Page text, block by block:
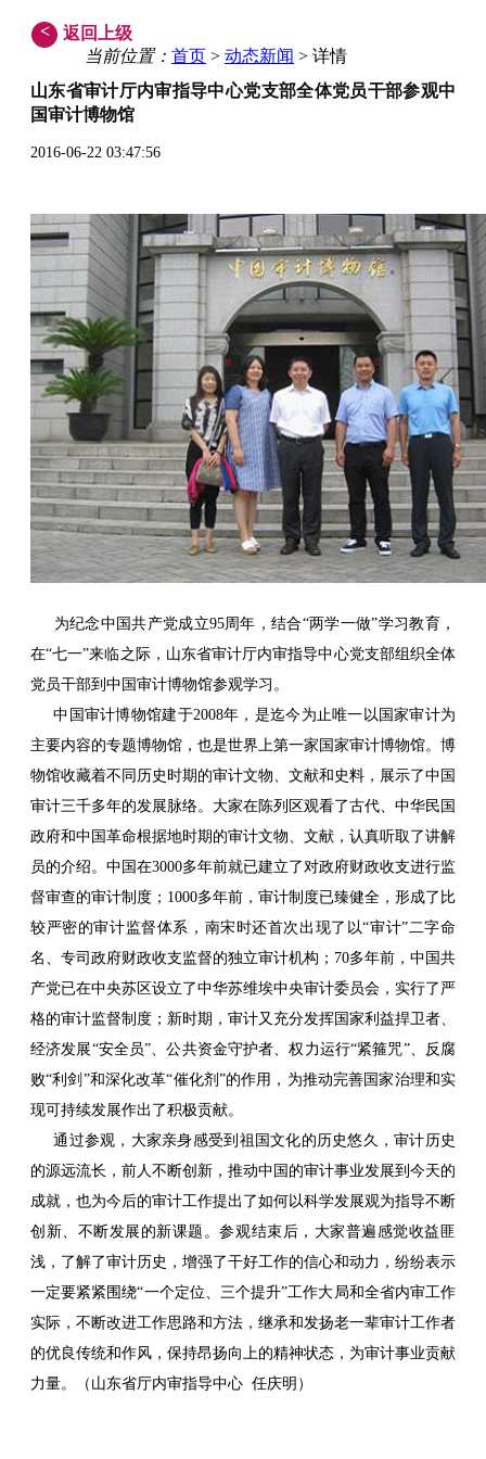
<
返回上级
当前位置： 首页 > 动态新闻 > 详情
山东省审计厅内审指导中心党支部全体党员干部参观中
国审计博物馆
2016-06-22 03:47:56
为纪念中国共产党成立95周年，结合“两学一做”学习教育，
在“七一”来临之际，山东省审计厅内审指导中心党支部组织全体
党员干部到中国审计博物馆参观学习。
中国审计博物馆建于2008年，是迄今为止唯一以国家审计为
主要内容的专题博物馆，也是世界上第一家国家审计博物馆。博
物馆收藏着不同历史时期的审计文物、文献和史料，展示了中国
审计三千多年的发展脉络。大家在陈列区观看了古代、中华民国
政府和中国革命根据地时期的审计文物、文献，认真听取了讲解
员的介绍。中国在3000多年前就已建立了对政府财政收支进行监
督审查的审计制度；1000多年前，审计制度已臻健全，形成了比
较严密的审计监督体系，南宋时还首次出现了以“审计”二字命
名、专司政府财政收支监督的独立审计机构；70多年前，中国共
产党已在中央苏区设立了中华苏维埃中央审计委员会，实行了严
格的审计监督制度；新时期，审计又充分发挥国家利益捍卫者、
经济发展“安全员”、公共资金守护者、权力运行“紧箍咒”、反腐
败“利剑”和深化改革“催化剂”的作用，为推动完善国家治理和实
现可持续发展作出了积极贡献。
通过参观，大家亲身感受到祖国文化的历史悠久，审计历史
的源远流长，前人不断创新，推动中国的审计事业发展到今天的
成就，也为今后的审计工作提出了如何以科学发展观为指导不断
创新、不断发展的新课题。参观结束后，大家普遍感觉收益匪
浅，了解了审计历史，增强了干好工作的信心和动力，纷纷表示
一定要紧紧围绕“一个定位、三个提升”工作大局和全省内审工作
实际，不断改进工作思路和方法，继承和发扬老一辈审计工作者
的优良传统和作风，保持昂扬向上的精神状态，为审计事业贡献
力量。（山东省厅内审指导中心 任庆明）